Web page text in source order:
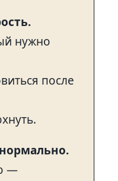
нужно
после
—